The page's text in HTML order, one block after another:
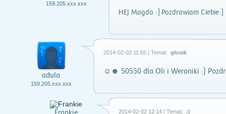
159.205.xxx.xxx
HEJ Magda :] Pozdrawiam Ciebie:]
adula
159.205.xxx.xxx
2014-02-02 11:55 | Temat: głosik
☺☻ 50550 dla Oli i Weroniki :}
2014-02-02 12:14 | Temat: :)